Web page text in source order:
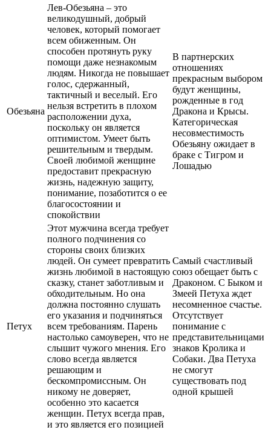
Обезьяна
Лев-Обезьяна – это
великодушный, добрый
человек, который помогает
всем обиженным. Он
способен протянуть руку
помощи даже незнакомым
людям. Никогда не повышает
голос, сдержанный,
тактичный и веселый. Его
нельзя встретить в плохом
расположении духа,
поскольку он является
оптимистом. Умеет быть
решительным и твердым.
Своей любимой женщине
предоставит прекрасную
жизнь, надежную защиту,
понимание, позаботится о ее
благосостоянии и
спокойствии
В партнерских
отношениях
прекрасным выбором
будут женщины,
рожденные в год
Дракона и Крысы.
Категорическая
несовместимость
Обезьяну ожидает в
браке с Тигром и
Лошадью
Петух
Этот мужчина всегда требует
полного подчинения со
стороны своих близких
людей. Он сумеет превратить
жизнь любимой в настоящую
сказку, станет заботливым и
обходительным. Но она
должна постоянно слушать
его указания и подчиняться
всем требованиям. Парень
настолько самоуверен, что не
слышит чужого мнения. Его
слово всегда является
решающим и
бескомпромиссным. Он
никому не доверяет,
особенно это касается
женщин. Петух всегда прав,
и это является его позицией
Самый счастливый
союз обещает быть с
Драконом. С Быком и
Змеей Петуха ждет
несомненное счастье.
Отсутствует
понимание с
представительницами
знаков Кролика и
Собаки. Два Петуха
не смогут
существовать под
одной крышей